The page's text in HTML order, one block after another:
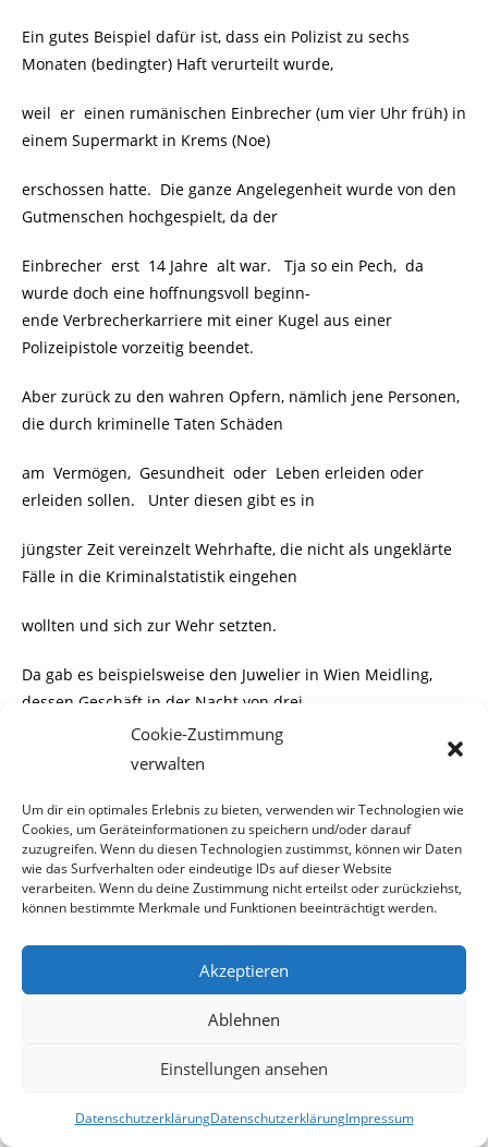
Cookie-Zustimmung
verwalten
Um dir ein optimales Erlebnis zu bieten, verwenden wir Technologien wie
Cookies, um Geräteinformationen zu speichern und/oder darauf
zuzugreifen. Wenn du diesen Technologien zustimmst, können wir Daten
wie das Surfverhalten oder eindeutige IDs auf dieser Website
verarbeiten. Wenn du deine Zustimmung nicht erteilst oder zurückziehst,
können bestimmte Merkmale und Funktionen beeinträchtigt werden.
Akzeptieren
Ablehnen
Einstellungen ansehen
DatenschutzerklärungDatenschutzerklärungImpressum
Ein gutes Beispiel dafür ist, dass ein Polizist zu sechs
Monaten (bedingter) Haft verurteilt wurde,
weil er einen rumänischen Einbrecher (um vier Uhr früh) in
einem Supermarkt in Krems (Noe)
erschossen hatte. Die ganze Angelegenheit wurde von den
Gutmenschen hochgespielt, da der
Einbrecher erst 14 Jahre alt war. Tja so ein Pech, da
wurde doch eine hoffnungsvoll beginn-
ende Verbrecherkarriere mit einer Kugel aus einer
Polizeipistole vorzeitig beendet.
Aber zurück zu den wahren Opfern, nämlich jene Personen,
die durch kriminelle Taten Schäden
am Vermögen, Gesundheit oder Leben erleiden oder
erleiden sollen. Unter diesen gibt es in
jüngster Zeit vereinzelt Wehrhafte, die nicht als ungeklärte
Fälle in die Kriminalstatistik eingehen
wollten und sich zur Wehr setzten.
Da gab es beispielsweise den Juwelier in Wien Meidling,
dessen Geschäft in der Nacht von drei
polnischen Einbrechern aufgesucht wurde und in Notwehr
Trafikanten aus Wien Brigittenau, den ein mit einer
Pistole bewaffneter rumänischer Räuber
überfiel und statt Geld eine tödliche Kugel (Notwehr) erhielt.
Noch gar nicht so lange her ist ein Raubüberfall auf
einen Taxilenker in Wien. Da versuchte
ein pakistanischer Asylwerber seinen Lebensunterhalt
abnehmen wollte. Statt Geld gab es